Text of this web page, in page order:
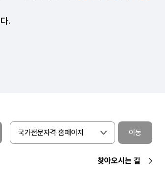
.
국가전문자격 홈페이지 이동
찾아오시는 길